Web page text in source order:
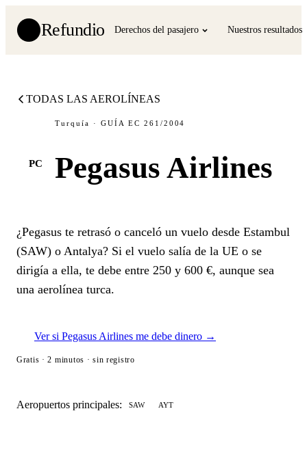
Refundio Derechos del pasajero Nuestros resultados
TODAS LAS AEROLÍNEAS
PC
Turquía · GUÍA EC 261/2004
Pegasus Airlines
¿Pegasus te retrasó o canceló un vuelo desde Estambul
(SAW) o Antalya? Si el vuelo salía de la UE o se
dirigía a ella, te debe entre 250 y 600 €, aunque sea
una aerolínea turca.
Ver si Pegasus Airlines me debe dinero →
Gratis · 2 minutos · sin registro
Aeropuertos principales: SAW AYT